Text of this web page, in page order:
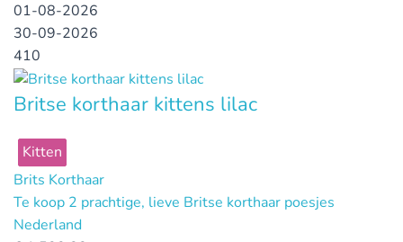
01-08-2026
30-09-2026
410
Britse korthaar kittens lilac
Kitten
Brits Korthaar
Te koop 2 prachtige, lieve Britse korthaar poesjes
Nederland